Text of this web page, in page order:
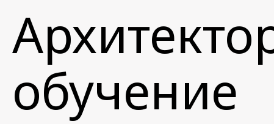
обучение